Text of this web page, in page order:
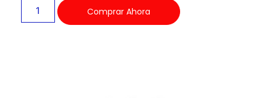
Comprar Ahora